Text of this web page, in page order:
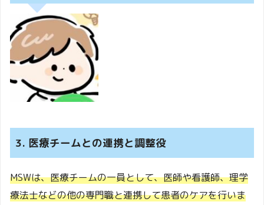
3. 医療チームとの連携と調整役
MSWは、医療チームの一員として、医師や看護師、理学
療法士などの他の専門職と連携して患者のケアを行いま